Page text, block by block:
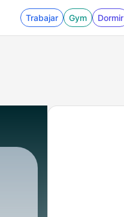
Trabajar Gym Dormir